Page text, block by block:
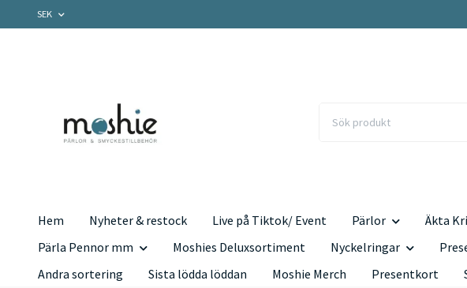
SEK
Hem Nyheter & restock Live på Tiktok/ Event Pärlor Äkta
Pärla Pennor mm
Moshies Deluxsortiment Nyckelringar
Andra sortering
Sista lödda löddan Moshie Merch Presentkort